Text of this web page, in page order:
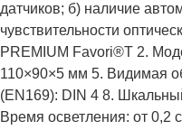
датчиков; б) наличие
чувствительности
PREMIUM Favori®T 2.
110×90×5 мм 5. Видимая
(EN169): DIN 4 8.
Время осветления: от 0,2